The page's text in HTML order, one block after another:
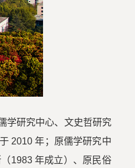
学研究中心、文史哲研究
2010 年；原儒学研究中
1983 年成立）、原民俗